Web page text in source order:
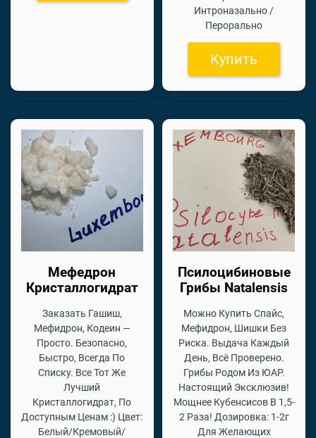
Интроназально /
Перорально
Купить
Мефедрон
Кристаллогидрат
Заказать Гашиш,
Мефидрон, Кодеин —
Просто. Безопасно,
Быстро, Всегда По
Списку. Все Тот Же
Лучший
Кристаллогидрат, По
Доступным Ценам :) Цвет:
Белый/Кремовый/
Псилоцибиновые
Грибы Natalensis
Можно Купить Спайс,
Мефидрон, Шишки Без
Риска. Выдача Каждый
День, Всё Проверено.
Грибы Родом Из ЮАР.
Настоящий Эксклюзив!
Мощнее Кубенсисов В 1,5-
2 Раза! Дозировка: 1-2г
Для Желающих